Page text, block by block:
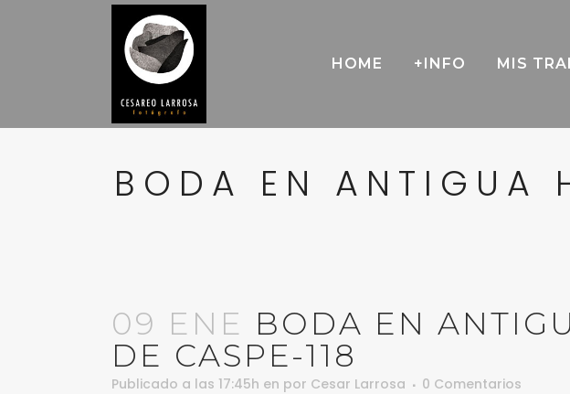
HOME +INFO MIS
BODA EN ANTIGUA
09 ENE BODA EN
DE CASPE-118
Publicado a las 17:45h en por Cesar Larrosa 0 Comentarios